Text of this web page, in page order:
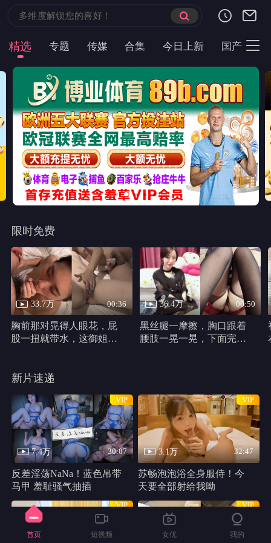
精选 专题 传媒 合集 今日上新 国产
限时免费
33.7万 00:36
胸前那对晃得人眼花，屁
股一扭就带水，这御姐身
36.4万 00:50
黑丝腿一摩擦，胸口跟着
腰肢一晃一晃，下面完全
新片速递
7.4万 30:07
VIP
反差淫荡NaNa！蓝色吊带
马甲 羞耻骚气抽插
3.1万 32:47
VIP
苏畅泡泡浴全身服侍！今
天要全部射给我呦
VIP VIP
首页 短视频 女优 我的